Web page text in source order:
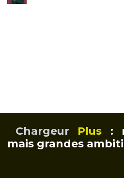
Chargeur Plus :
mais grandes